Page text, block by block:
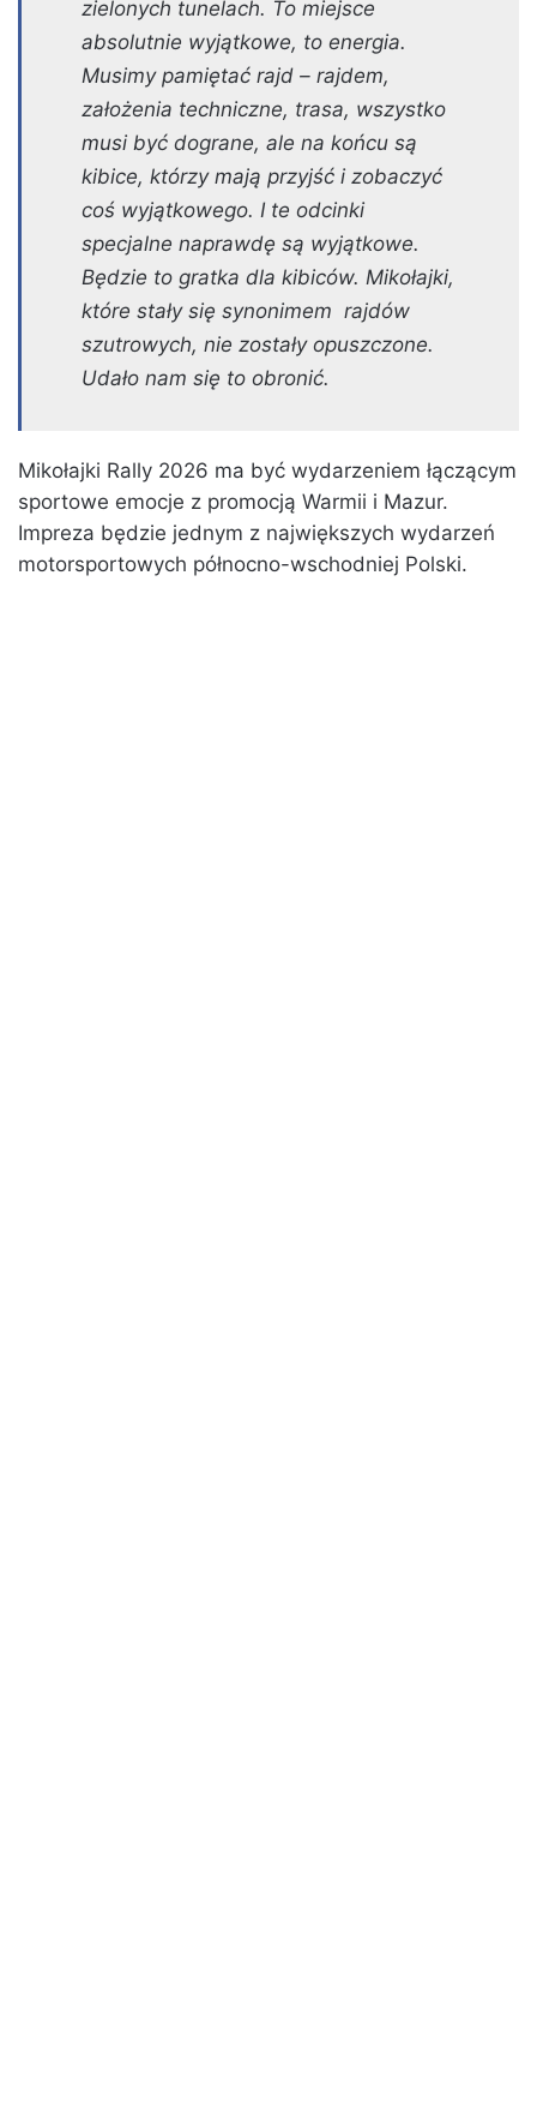
zielonych tunelach. To miejsce
absolutnie wyjątkowe, to energia.
Musimy pamiętać rajd – rajdem,
założenia techniczne, trasa, wszystko
musi być dograne, ale na końcu są
kibice, którzy mają przyjść i zobaczyć
coś wyjątkowego. I te odcinki
specjalne naprawdę są wyjątkowe.
Będzie to gratka dla kibiców. Mikołajki,
które stały się synonimem rajdów
szutrowych, nie zostały opuszczone.
Udało nam się to obronić.
Mikołajki Rally 2026 ma być wydarzeniem łączącym
sportowe emocje z promocją Warmii i Mazur.
Impreza będzie jednym z największych wydarzeń
motorsportowych północno-wschodniej Polski.